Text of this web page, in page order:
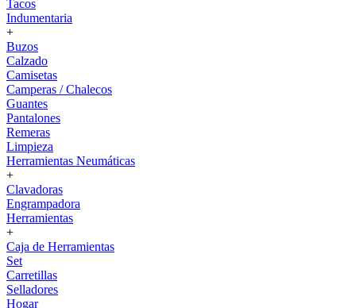
Tacos
Indumentaria
+
Buzos
Calzado
Camisetas
Camperas / Chalecos
Guantes
Pantalones
Remeras
Limpieza
Herramientas Neumáticas
+
Clavadoras
Engrampadora
Herramientas
+
Caja de Herramientas
Set
Carretillas
Selladores
Hogar